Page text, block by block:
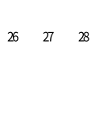
26 27 28